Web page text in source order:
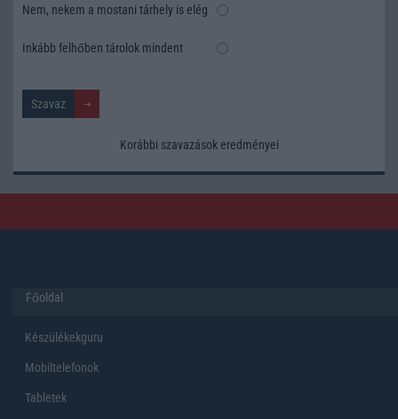
Nem, nekem a mostani tárhely is elég
Inkább felhőben tárolok mindent
Korábbi szavazások eredményei
Főoldal
Készülékekguru
Mobiltelefonok
Tabletek